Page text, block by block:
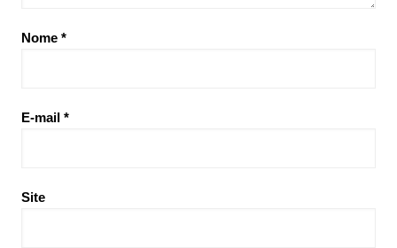
Nome *
E-mail *
Site